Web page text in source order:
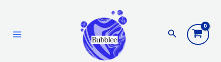
contenu
Rechercher